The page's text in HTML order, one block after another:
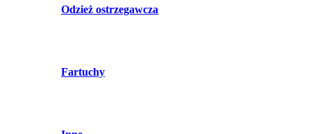
Odzież ostrzegawcza
Fartuchy